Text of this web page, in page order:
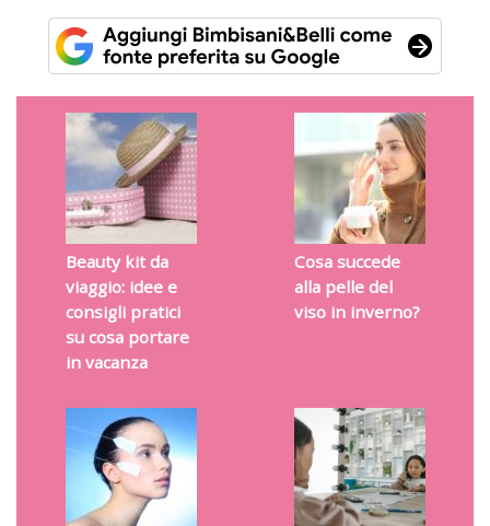
Beauty kit da
viaggio: idee e
consigli pratici
su cosa portare
in vacanza
Cosa succede
alla pelle del
viso in inverno?